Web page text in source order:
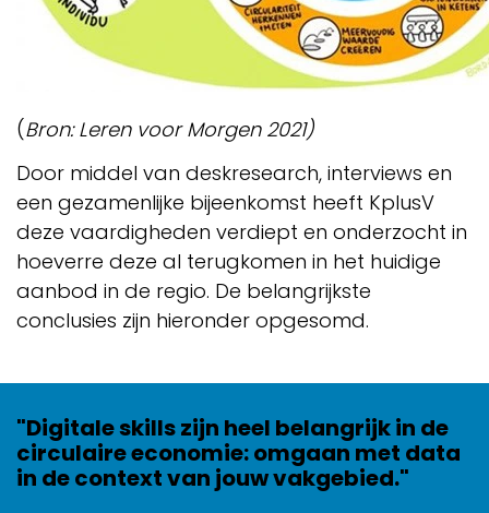
(Bron: Leren voor Morgen 2021)
Door middel van deskresearch, interviews en
een gezamenlijke bijeenkomst heeft KplusV
deze vaardigheden verdiept en onderzocht in
hoeverre deze al terugkomen in het huidige
aanbod in de regio. De belangrijkste
conclusies zijn hieronder opgesomd.
"Digitale skills zijn heel belangrijk in de
circulaire economie: omgaan met data
in de context van jouw vakgebied."